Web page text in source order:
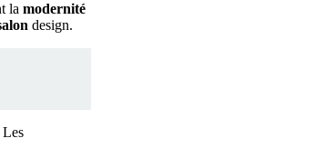
la modernité
design.
Les